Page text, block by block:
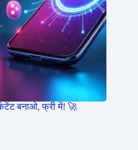
बनाओ, फ्री में! 🚀